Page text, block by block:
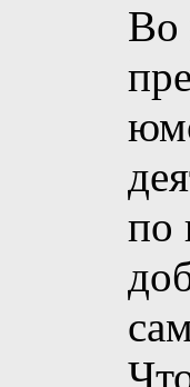
Во
по